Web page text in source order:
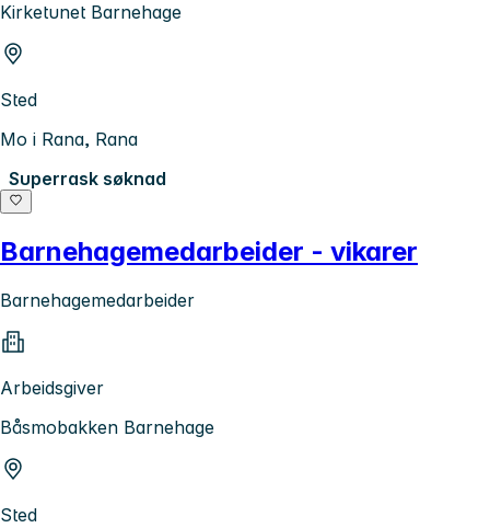
Kirketunet Barnehage
Sted
Mo i Rana, Rana
Superrask søknad
Barnehagemedarbeider - vikarer
Barnehagemedarbeider
Arbeidsgiver
Båsmobakken Barnehage
Sted